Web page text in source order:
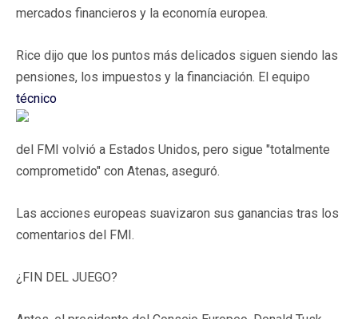
mercados financieros y la economía europea.
Rice dijo que los puntos más delicados siguen siendo las
pensiones, los impuestos y la financiación. El equipo
técnico
del FMI volvió a Estados Unidos, pero sigue "totalmente
comprometido" con Atenas, aseguró.
Las acciones europeas suavizaron sus ganancias tras los
comentarios del FMI.
¿FIN DEL JUEGO?